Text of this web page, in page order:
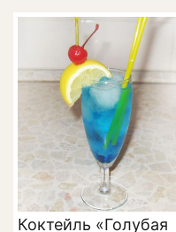
Коктейль «Голубая